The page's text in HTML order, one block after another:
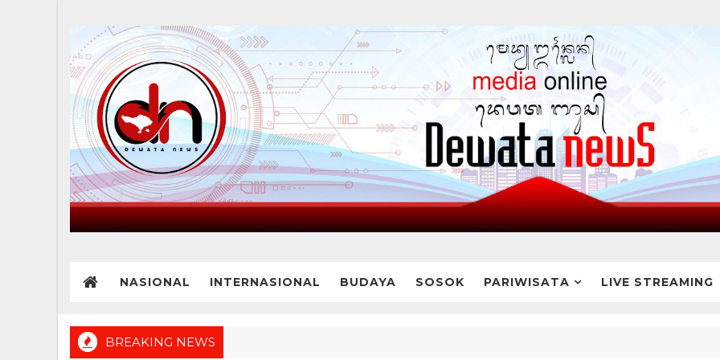
NASIONAL INTERNASIONAL BUDAYA SOSOK PARIWISATA LIVE STREAMING
BREAKING NEWS